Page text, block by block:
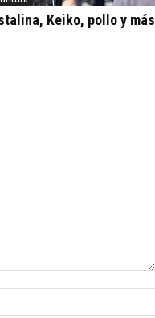
Keiko, pollo y más